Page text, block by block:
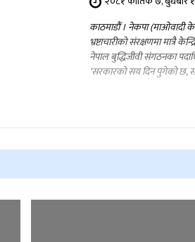
काठमाडौं । नेकपा (माओवादी
भ्रष्टाचारीको संरक्षणमा मात्रै
नेपाल बुद्धिजीवी संगठनका
‘सरकारको सय दिन पुगेको छ,